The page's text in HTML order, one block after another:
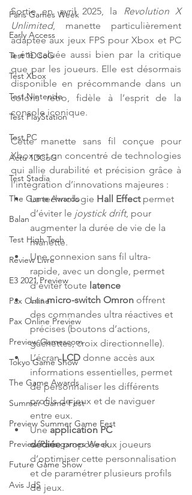
Paris Games Week
Early Access
Test 1DCoG
Test Xbox
Test Nintendo
Test PlayStation
Test PC
Actu 1DCoG
Test Stadia
The Game Awards
Balan
Test High Tech
Review Livre
E3 2021 Preview
Pax Online
Pax Online Preview
Preview Gamescom
Tokyo Game Show
The Game Awards
Summer Game Fest
Preview Summer Game Fest
Preview Paris games Week
Future Game Show
Avis JdS
Sortie en avril 2025, la
Revolution X
Unlimited, manette particulièrement
adaptée aux jeux FPS pour Xbox et PC
a été saluée aussi bien par la critique
que par les joueurs. Elle est désormais
disponible en précommande dans un
coloris rétro, fidèle à l’esprit de la
console iconique.
Cette manette sans fil conçue pour
Xbox est un concentré de technologies
qui allie durabilité et précision grâce à
l’intégration d’innovations majeures :
La technologie Hall Effect permet
d’éviter le joystick drift, pour
augmenter la durée de vie de la
manette.
Une connexion sans fil ultra-
rapide, avec un dongle, permet
d’éviter toute latence
Les micro-switch Omron offrent
des commandes ultra réactives et
précises (boutons d’actions,
gâchettes, croix directionnelle).
L’écran LCD donne accès aux
informations essentielles, permet
de personnaliser les différents
profils de jeux et de naviguer
entre eux.
Une application PC
dédiée propose aux joueurs
d’optimiser cette personnalisation
et de paramétrer plusieurs profils
de jeux.